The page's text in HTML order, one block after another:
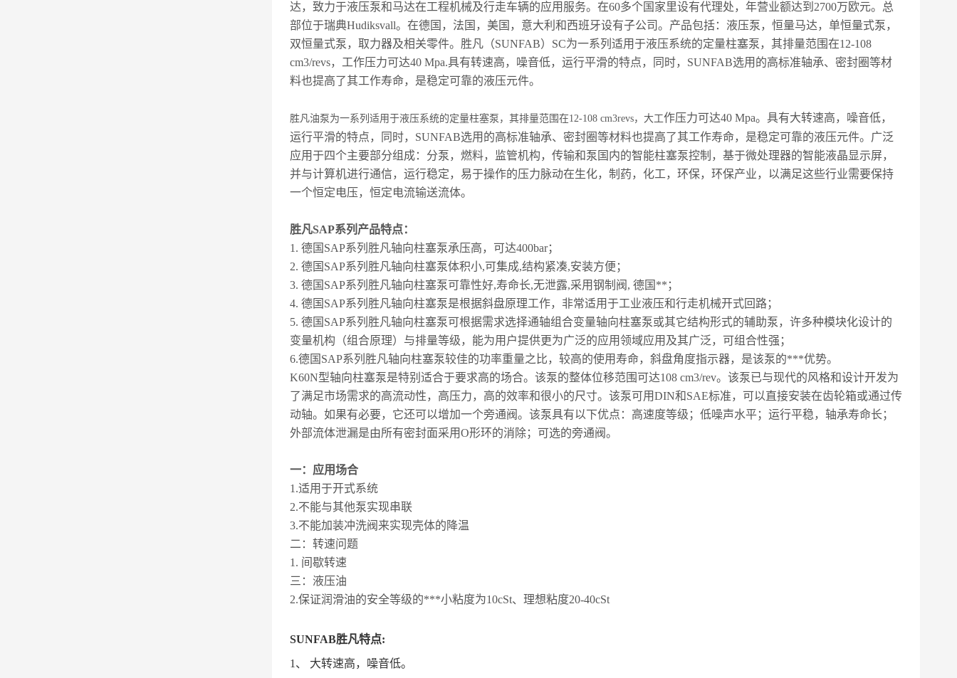
达，致力于液压泵和马达在工程机械及行走车辆的应用服务。在60多个国家里设有代理处，年营业额达到2700万欧元。总
部位于瑞典Hudiksvall。在德国，法国，美国，意大利和西班牙设有子公司。产品包括：液压泵，恒量马达，单恒量式泵，
双恒量式泵，取力器及相关零件。胜凡（SUNFAB）SC为一系列适用于液压系统的定量柱塞泵，其排量范围在12-108
cm3/revs，工作压力可达40 Mpa.具有转速高，噪音低，运行平滑的特点，同时，SUNFAB选用的高标准轴承、密封圈等材
料也提高了其工作寿命，是稳定可靠的液压元件。
胜凡油泵为一系列适用于液压系统的定量柱塞泵，其排量范围在12-108 cm3revs，大工作压力可达40 Mpa。具有大转速高，噪音低，
运行平滑的特点，同时，SUNFAB选用的高标准轴承、密封圈等材料也提高了其工作寿命，是稳定可靠的液压元件。广泛
应用于四个主要部分组成：分泵，燃料，监管机构，传输和泵国内的智能柱塞泵控制，基于微处理器的智能液晶显示屏，
并与计算机进行通信，运行稳定，易于操作的压力脉动在生化，制药，化工，环保，环保产业，以满足这些行业需要保持
一个恒定电压，恒定电流输送流体。
胜凡SAP系列产品特点：
1. 德国 SAP系列胜凡轴向柱塞泵承压高，可达400bar；
2. 德国 SAP系列胜凡轴向柱塞泵体积小,可集成,结构紧凑,安装方便；
3. 德国 SAP系列胜凡轴向柱塞泵可靠性好,寿命长,无泄露,采用钢制阀, 德国**；
4. 德国 SAP系列胜凡轴向柱塞泵是根据斜盘原理工作，非常适用于工业液压和行走机械开式回路；
5. 德国 SAP系列胜凡轴向柱塞泵可根据需求选择通轴组合变量轴向柱塞泵或其它结构形式的辅助泵，许多种模块化设计的
变量机构（组合原理）与排量等级，能为用户提供更为广泛的应用领域应用及其广泛，可组合性强；
6.德国 SAP系列胜凡轴向柱塞泵较佳的功率重量之比，较高的使用寿命，斜盘角度指示器，是该泵的***优势。
K60N型轴向柱塞泵是特别适合于要求高的场合。该泵的整体位移范围可达108 cm3/rev。该泵已与现代的风格和设计开发为
了满足市场需求的高流动性，高压力，高的效率和很小的尺寸。该泵可用DIN和SAE标准，可以直接安装在齿轮箱或通过传
动轴。如果有必要，它还可以增加一个旁通阀。该泵具有以下优点：高速度等级；低噪声水平；运行平稳，轴承寿命长；
外部流体泄漏是由所有密封面采用O形环的消除；可选的旁通阀。
一：应用场合
1.适用于开式系统
2.不能与其他泵实现串联
3.不能加装冲洗阀来实现壳体的降温
二：转速问题
1. 间歇转速
三：液压油
2.保证润滑油的安全等级的***小粘度为10cSt、理想粘度20-40cSt
SUNFAB胜凡特点:
1、 大转速高，噪音低。